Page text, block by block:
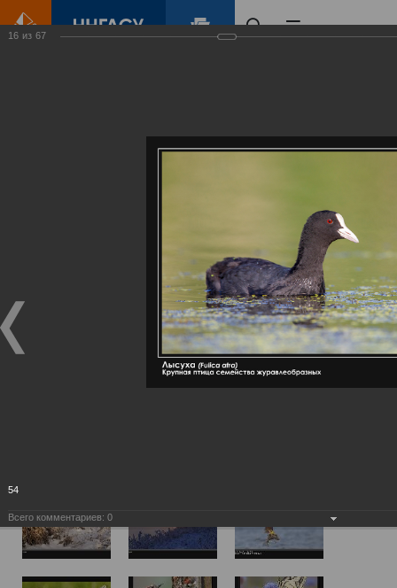
16 из 67
54
Всего комментариев: 0